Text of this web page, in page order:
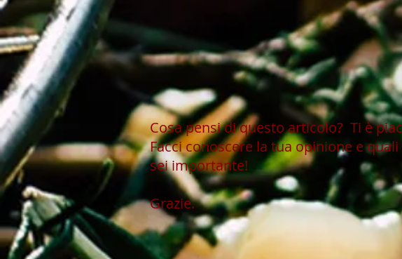
Cosa pensi di questo articolo? Ti è
Facci conoscere la tua opinione e
sei importante!
Grazie.